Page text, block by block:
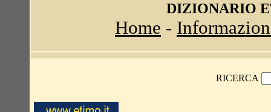
DIZIONARIO
Home -
RICERCA